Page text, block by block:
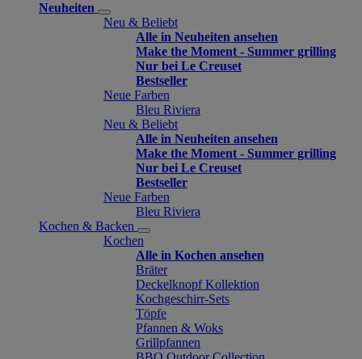
Neuheiten
Neu & Beliebt
Alle in Neuheiten ansehen
Make the Moment - Summer grilling
Nur bei Le Creuset
Bestseller
Neue Farben
Bleu Riviera
Neu & Beliebt
Alle in Neuheiten ansehen
Make the Moment - Summer grilling
Nur bei Le Creuset
Bestseller
Neue Farben
Bleu Riviera
Kochen & Backen
Kochen
Alle in Kochen ansehen
Bräter
Deckelknopf Kollektion
Kochgeschirr-Sets
Töpfe
Pfannen & Woks
Grillpfannen